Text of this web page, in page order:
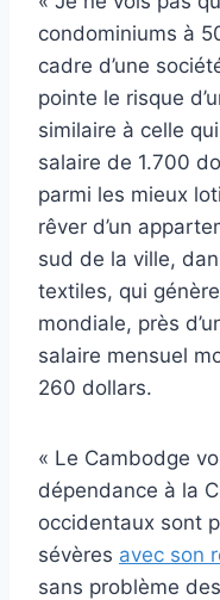
condominiums à
cadre d’une
pointe le risque
similaire à celle
salaire de 1.700
parmi les mieux
rêver d’un
sud de la ville,
textiles, qui
mondiale, près
salaire mensuel
260 dollars.
« Le Cambodge
dépendance à la
occidentaux sont
sévères avec son
sans problème